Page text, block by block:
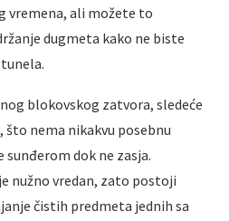
vremena, ali možete to
dugmeta kako ne biste
blokovskog zatvora, sledeće
nema nikakvu posebnu
dok ne zasja.
nužno vredan, zato postoji
čistih predmeta jednih sa